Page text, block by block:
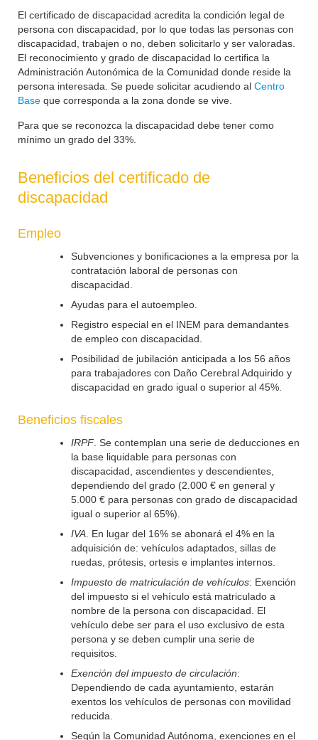
El certificado de discapacidad acredita la condición legal de
persona con discapacidad, por lo que todas las personas con
discapacidad, trabajen o no, deben solicitarlo y ser valoradas.
El reconocimiento y grado de discapacidad lo certifica la
Administración Autonómica de la Comunidad donde reside la
persona interesada. Se puede solicitar acudiendo al Centro
Base que corresponda a la zona donde se vive.
Para que se reconozca la discapacidad debe tener como
mínimo un grado del 33%.
Beneficios del certificado de
discapacidad
Empleo
Subvenciones y bonificaciones a la empresa por la
contratación laboral de personas con
discapacidad.
Ayudas para el autoempleo.
Registro especial en el INEM para demandantes
de empleo con discapacidad.
Posibilidad de jubilación anticipada a los 56 años
para trabajadores con Daño Cerebral Adquirido y
discapacidad en grado igual o superior al 45%.
Beneficios fiscales
IRPF . Se contemplan una serie de deducciones en
la base liquidable para personas con
discapacidad, ascendientes y descendientes,
dependiendo del grado (2.000 € en general y
5.000 € para personas con grado de discapacidad
igual o superior al 65%).
IVA . En lugar del 16% se abonará el 4% en la
adquisición de: vehículos adaptados, sillas de
ruedas, prótesis, ortesis e implantes internos.
Impuesto de matriculación de vehículos: Exención
del impuesto si el vehículo está matriculado a
nombre de la persona con discapacidad. El
vehículo debe ser para el uso exclusivo de esta
persona y se deben cumplir una serie de
requisitos.
Exención del impuesto de circulación:
Dependiendo de cada ayuntamiento, estarán
exentos los vehículos de personas con movilidad
reducida.
Según la Comunidad Autónoma, exenciones en el